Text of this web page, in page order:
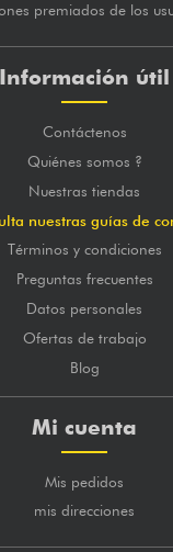
premiados de los
Información útil
Contáctenos
Quiénes somos ?
Nuestras tiendas
nuestras guías de
Términos y condiciones
Preguntas frecuentes
Datos personales
Ofertas de trabajo
Blog
Mi cuenta
Mis pedidos
mis direcciones